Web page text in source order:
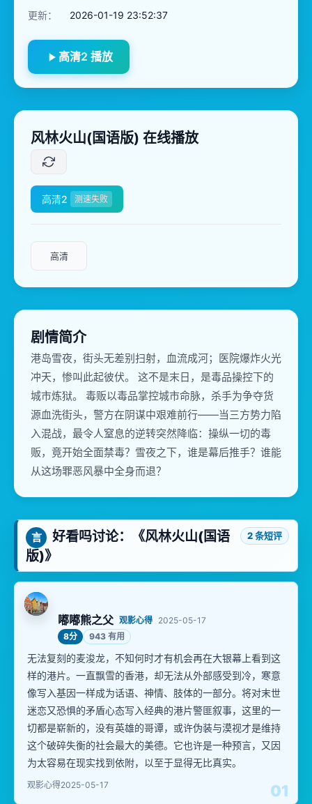
更新： 2026-01-19 23:52:37
高清2 播放
风林火山(国语版) 在线播放
高清2 测速失败
高清
剧情简介
港岛雪夜，街头无差别扫射，血流成河；医院爆炸火光
冲天，惨叫此起彼伏。 这不是末日，是毒品操控下的
城市炼狱。 毒贩以毒品掌控城市命脉，杀手为争夺货
源血洗街头，警方在阴谋中艰难前行——当三方势力陷
入混战，最令人窒息的逆转突然降临：操纵一切的毒
贩，竟开始全面禁毒？雪夜之下，谁是幕后推手？谁能
从这场罪恶风暴中全身而退？
言
好看吗讨论：《风林火山(国语
版)》
2 条短评
01
嘟嘟熊之父 观影心得 2025-05-17
8分
943 有用
无法复刻的麦浚龙，不知何时才有机会再在大银幕上看到这
样的港片。一直飘雪的香港，却无法从外部感受到冷，寒意
像写入基因一样成为话语、神情、肢体的一部分。将对末世
迷恋又恐惧的矛盾心态写入经典的港片警匪叙事，这里的一
切都是崭新的，没有英雄的哥谭，或许伪装与漠视才是维持
这个破碎失衡的社会最大的美德。它也许是一种预言，又因
为太容易在现实找到依附，以至于显得无比真实。
观影心得2025-05-17